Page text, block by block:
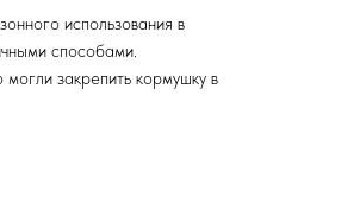
использования в
способами.
закрепить кормушку в